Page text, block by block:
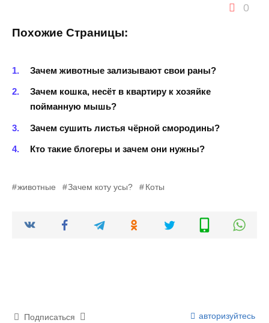
0
Похожие Страницы:
Зачем животные зализывают свои раны?
Зачем кошка, несёт в квартиру к хозяйке
пойманную мышь?
Зачем сушить листья чёрной смородины?
Кто такие блогеры и зачем они нужны?
животные Зачем коту усы? Коты
Подписаться авторизуйтесь